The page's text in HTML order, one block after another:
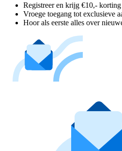
Registreer en krijg €10,- korting
Vroege toegang tot exclusieve
Hoor als eerste alles over